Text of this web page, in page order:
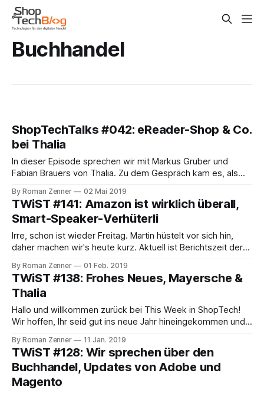
Buchhandel
ShopTechTalks #042: eReader-Shop & Co.
bei Thalia
In dieser Episode sprechen wir mit Markus Gruber und
Fabian Brauers von Thalia. Zu dem Gespräch kam es, als
Blogpost von Markus (Another One Bites the Dust – Wie ein
Monolith kontrolliert gesprengt wird… Teil I) ins Auge
gefallen war. Ein paar
By Roman Zenner 02 Mai 2019
TWiST #141: Amazon ist wirklich überall,
Smart-Speaker-Verhüterli
Irre, schon ist wieder Freitag. Martin hüstelt vor sich hin,
daher machen wir's heute kurz. Aktuell ist Berichtszeit der
aus dem so wichtigen Weihnachts-Q4/2018. Interessant ist
dabei vor allem – Überraschung! – Amazon. In seiner
ausführlichen Presse-Mitteilung berichtet man natürlich über
By Roman Zenner 01 Feb. 2019
TWiST #138: Frohes Neues, Mayersche &
Thalia
Hallo und willkommen zurück bei This Week in ShopTech!
Wir hoffen, Ihr seid gut ins neue Jahr hineingekommen und
einer sehr interessanten Nachricht begonnen: Die
Mayersche und Thalia fusionieren. Wir hatten ja vor einiger
Zeit in unserer Analyse des
By Roman Zenner 11 Jan. 2019
TWiST #128: Wir sprechen über den
Buchhandel, Updates von Adobe und
Magento